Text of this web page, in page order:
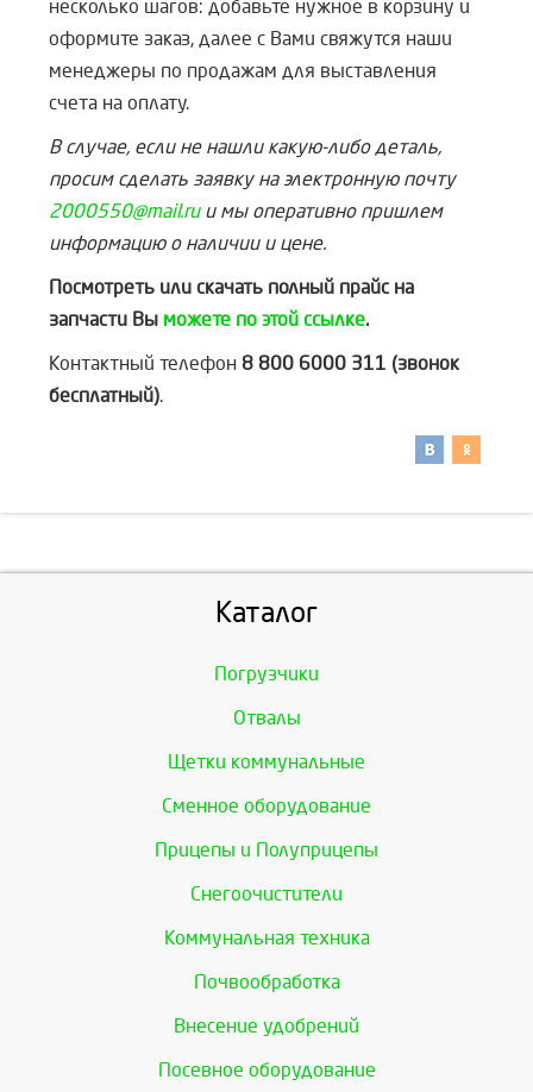
несколько шагов: добавьте нужное в корзину и
оформите заказ, далее с Вами свяжутся наши
менеджеры по продажам для выставления
счета на оплату.
В случае, если не нашли какую-либо деталь,
просим сделать заявку на электронную почту
2000550@mail.ruи мы оперативно пришлем
информацию о наличии и цене.
Посмотреть или скачать полный прайс на
запчасти Вы можете по этой ссылке.
Контактный телефон 8 800 6000 311 (звонок
бесплатный).
Каталог
Погрузчики
Отвалы
Щетки коммунальные
Сменное оборудование
Прицепы и Полуприцепы
Снегоочистители
Коммунальная техника
Почвообработка
Внесение удобрений
Посевное оборудование